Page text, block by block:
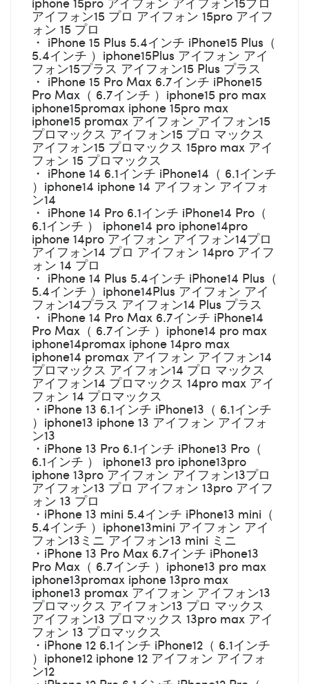
アイフォン15 プロ アイフォン 15pro アイフ
ォン 15 プロ
・ iPhone 15 Plus 5.4インチ iPhone15 Plus（
5.4インチ ）iphone15Plus アイフォン アイ
フォン15プラス アイフォン15 Plus プラス
・ iPhone 15 Pro Max 6.7インチ iPhone15
Pro Max（ 6.7インチ ）iphone15 pro max
iphone15promax iphone 15pro max
iphone15 promax アイフォン アイフォン15
プロマックス アイフォン15 プロ マックス
アイフォン15 プロマックス 15pro max アイ
フォン 15 プロマックス
・ iPhone 14 6.1インチ iPhone14（ 6.1インチ
）iphone14 iphone 14 アイフォン アイフォ
ン14
・ iPhone 14 Pro 6.1インチ iPhone14 Pro（
6.1インチ ） iphone14 pro iphone14pro
iphone 14pro アイフォン アイフォン14プロ
アイフォン14 プロ アイフォン 14pro アイフ
ォン 14 プロ
・ iPhone 14 Plus 5.4インチ iPhone14 Plus（
5.4インチ ）iphone14Plus アイフォン アイ
フォン14プラス アイフォン14 Plus プラス
・ iPhone 14 Pro Max 6.7インチ iPhone14
Pro Max（ 6.7インチ ）iphone14 pro max
iphone14promax iphone 14pro max
iphone14 promax アイフォン アイフォン14
プロマックス アイフォン14 プロ マックス
アイフォン14 プロマックス 14pro max アイ
フォン 14 プロマックス
・iPhone 13 6.1インチ iPhone13（ 6.1インチ
）iphone13 iphone 13 アイフォン アイフォ
ン13
・iPhone 13 Pro 6.1インチ iPhone13 Pro（
6.1インチ ） iphone13 pro iphone13pro
iphone 13pro アイフォン アイフォン13プロ
アイフォン13 プロ アイフォン 13pro アイフ
ォン 13 プロ
・iPhone 13 mini 5.4インチ iPhone13 mini（
5.4インチ ）iphone13mini アイフォン アイ
フォン13ミニ アイフォン13 mini ミニ
・iPhone 13 Pro Max 6.7インチ iPhone13
Pro Max（ 6.7インチ ）iphone13 pro max
iphone13promax iphone 13pro max
iphone13 promax アイフォン アイフォン13
プロマックス アイフォン13 プロ マックス
アイフォン13 プロマックス 13pro max アイ
フォン 13 プロマックス
・iPhone 12 6.1インチ iPhone12（ 6.1インチ
）iphone12 iphone 12 アイフォン アイフォ
ン12